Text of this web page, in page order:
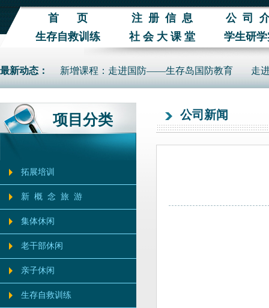
首 页 注 册 信 息
公 司
生存自救训练
社 会 大 课 堂 学生研
最新动态： 新增课程：走进国防——生存岛国防教育 走
项目分类
拓展培训
新 概 念 旅 游
集体休闲
老干部休闲
亲子休闲
生存自救训练
公司新闻